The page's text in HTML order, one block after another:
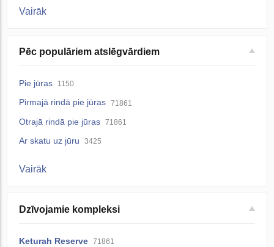
Vairāk
Pēc populāriem atslēgvārdiem
Pie jūras 1150
Pirmajā rindā pie jūras 71861
Otrajā rindā pie jūras 71861
Ar skatu uz jūru 3425
Vairāk
Dzīvojamie kompleksi
Keturah Reserve 71861